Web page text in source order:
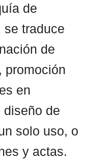
de
se traduce
de
promoción
en
diseño de
solo uso, o
y actas.